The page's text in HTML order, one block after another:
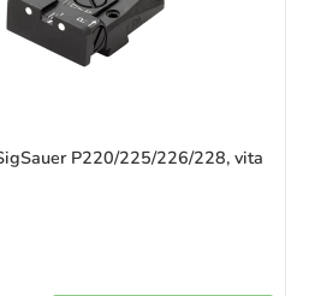
P220/225/226/228, vita